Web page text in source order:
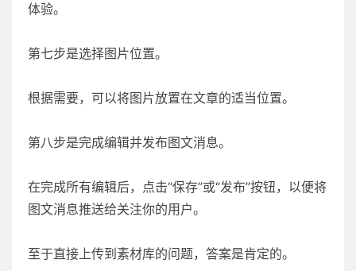
体验。
第七步是选择图片位置。
根据需要，可以将图片放置在文章的适当位置。
第八步是完成编辑并发布图文消息。
在完成所有编辑后，点击“保存”或“发布”按钮，以便将
图文消息推送给关注你的用户。
至于直接上传到素材库的问题，答案是肯定的。